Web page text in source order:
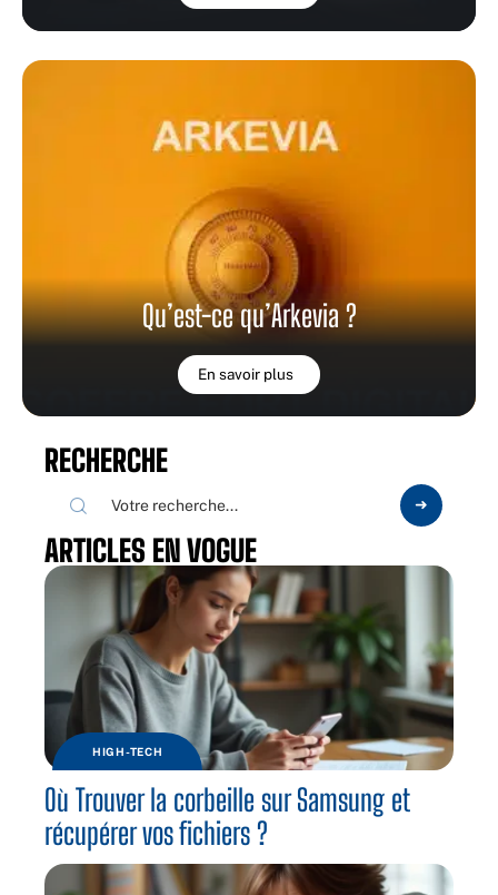
Qu’est-ce qu’Arkevia ?
En savoir plus
RECHERCHE
ARTICLES EN VOGUE
HIGH-TECH
Où Trouver la corbeille sur Samsung et
récupérer vos fichiers ?